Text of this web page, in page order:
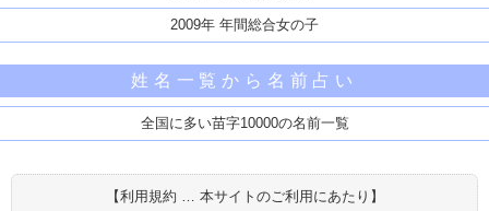
2009年 年間総合女の子
姓名一覧から名前占い
全国に多い苗字10000の名前一覧
【利用規約 … 本サイトのご利用にあたり】